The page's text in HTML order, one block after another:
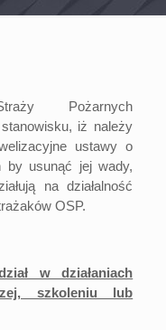
Pożarnych
iż należy
ustawy o
by usunąć jej wady,
na działalność
OSP.
w działaniach
szkoleniu lub